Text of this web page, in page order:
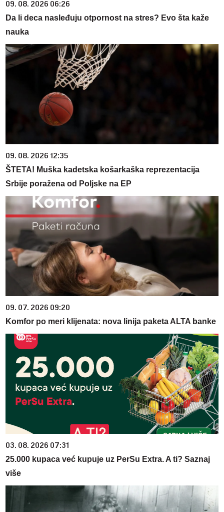
09. 08. 2026 06:26
Da li deca nasleđuju otpornost na stres? Evo šta kaže
nauka
09. 08. 2026 12:35
ŠTETA! Muška kadetska košarkaška reprezentacija
Srbije poražena od Poljske na EP
09. 07. 2026 09:20
Komfor po meri klijenata: nova linija paketa ALTA banke
03. 08. 2026 07:31
25.000 kupaca već kupuje uz PerSu Extra. A ti? Saznaj
više